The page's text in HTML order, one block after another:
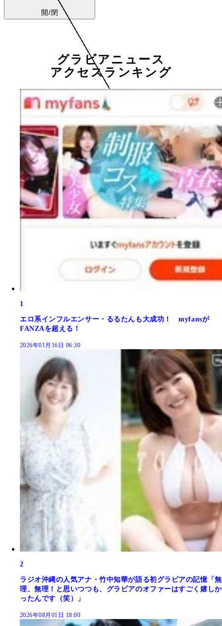
開/閉
グラビアニュース
アクセスランキング
1
エロ系インフルエンサー・るるたんも大成功！ myfansが
FANZAを超える！
2026年01月16日 06:30
2
ラジオ沖縄の人気アナ・竹中知華が語る初グラビアの記憶「無
理、無理！と思いつつも、グラビアのオファーはすごく嬉しか
ったんです（笑）」
2026年08月01日 18:00